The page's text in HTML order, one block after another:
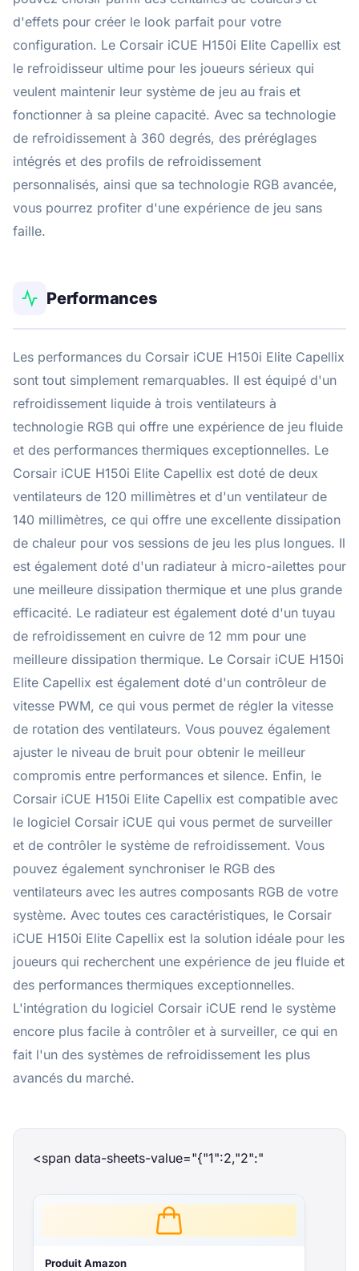
d'effets pour créer le look parfait pour votre
configuration. Le Corsair iCUE H150i Elite Capellix est
le refroidisseur ultime pour les joueurs sérieux qui
veulent maintenir leur système de jeu au frais et
fonctionner à sa pleine capacité. Avec sa technologie
de refroidissement à 360 degrés, des préréglages
intégrés et des profils de refroidissement
personnalisés, ainsi que sa technologie RGB avancée,
vous pourrez profiter d'une expérience de jeu sans
faille.
Performances
Les performances du Corsair iCUE H150i Elite Capellix
sont tout simplement remarquables. Il est équipé d'un
refroidissement liquide à trois ventilateurs à
technologie RGB qui offre une expérience de jeu fluide
et des performances thermiques exceptionnelles. Le
Corsair iCUE H150i Elite Capellix est doté de deux
ventilateurs de 120 millimètres et d'un ventilateur de
140 millimètres, ce qui offre une excellente dissipation
de chaleur pour vos sessions de jeu les plus longues. Il
est également doté d'un radiateur à micro-ailettes pour
une meilleure dissipation thermique et une plus grande
efficacité. Le radiateur est également doté d'un tuyau
de refroidissement en cuivre de 12 mm pour une
meilleure dissipation thermique. Le Corsair iCUE H150i
Elite Capellix est également doté d'un contrôleur de
vitesse PWM, ce qui vous permet de régler la vitesse
de rotation des ventilateurs. Vous pouvez également
ajuster le niveau de bruit pour obtenir le meilleur
compromis entre performances et silence. Enfin, le
Corsair iCUE H150i Elite Capellix est compatible avec
le logiciel Corsair iCUE qui vous permet de surveiller
et de contrôler le système de refroidissement. Vous
pouvez également synchroniser le RGB des
ventilateurs avec les autres composants RGB de votre
système. Avec toutes ces caractéristiques, le Corsair
iCUE H150i Elite Capellix est la solution idéale pour les
joueurs qui recherchent une expérience de jeu fluide et
des performances thermiques exceptionnelles.
L'intégration du logiciel Corsair iCUE rend le système
encore plus facile à contrôler et à surveiller, ce qui en
fait l'un des systèmes de refroidissement les plus
avancés du marché.
<span data-sheets-value="{"1":2,"2":"
Produit Amazon